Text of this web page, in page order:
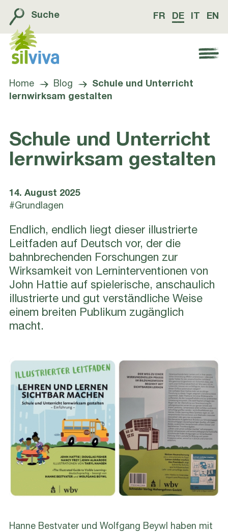
Suche FR DE EN
Navigation öffnen bzw. schliessen
Home Blog
Schule und Unterricht
lernwirksam gestalten
Schule und Unterricht
lernwirksam gestalten
14. August 2025
#Grundlagen
Endlich, endlich liegt dieser illustrierte
Leitfaden auf Deutsch vor, der die
bahnbrechenden Forschungen zur
Wirksamkeit von Lerninterventionen von
John Hattie auf spielerische, anschaulich
illustrierte und gut verständliche Weise
einem breiten Publikum zugänglich
macht.
Hanne Bestvater und Wolfgang Beywl haben mit